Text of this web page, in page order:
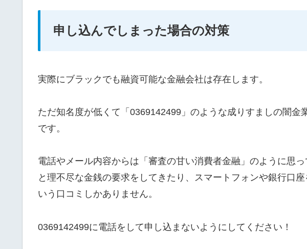
申し込んでしまった場合の対策
実際にブラックでも融資可能な金融会社は存在します。
ただ知名度が低くて「0369142499」のような成りすましの闇金
です。
電話やメール内容からは「審査の甘い消費者金融」のように思
と理不尽な金銭の要求をしてきたり、スマートフォンや銀行口
いう口コミしかありません。
0369142499に電話をして申し込まないようにしてください！